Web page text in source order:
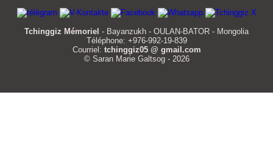
Tchinggiz Mémoriel - Bayanzukh - OULAN-BATOR - Mongolia
Téléphone: +976-992-19-839
Courriel: tchinggiz05 @ gmail.com
© Saran Marie Galtsog - 2026